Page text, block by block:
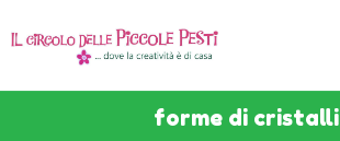
forme di cristalli